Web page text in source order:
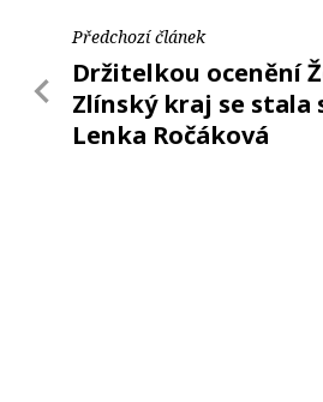
Předchozí článek
Držitelkou ocenění
Zlínský kraj se stala
Lenka Ročáková